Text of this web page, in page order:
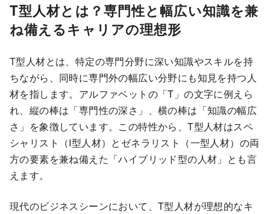
T型人材とは？専門性と幅広い知識を兼
ね備えるキャリアの理想形
T型人材とは、特定の専門分野に深い知識やスキルを持
ちながら、同時に専門外の幅広い分野にも知見を持つ人
材を指します。アルファベットの「T」の文字に例えら
れ、縦の棒は「専門性の深さ」、横の棒は「知識の幅広
さ」を象徴しています。この特性から、T型人材はスペ
シャリスト（I型人材）とゼネラリスト（一型人材）の両
方の要素を兼ね備えた「ハイブリッド型の人材」とも言
えます。
現代のビジネスシーンにおいて、T型人材が理想的なキ